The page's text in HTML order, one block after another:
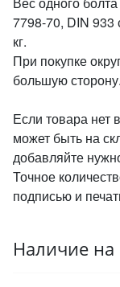
7798-70, DIN 933
кг.
При покупке
большую сторону.
Если товара нет
может быть на
добавляйте
Точное
подписью и
Наличие на